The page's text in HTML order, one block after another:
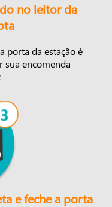
no leitor da
porta da estação é
sua encomenda
e feche a porta